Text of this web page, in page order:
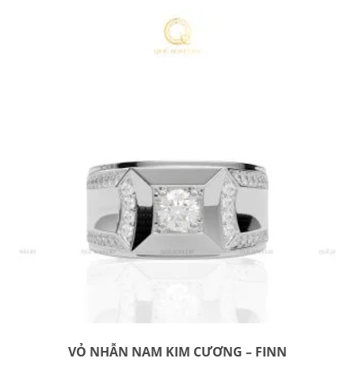
VỎ NHẪN NAM KIM CƯƠNG – FINN